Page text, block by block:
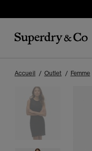
Accueil Outlet Femme